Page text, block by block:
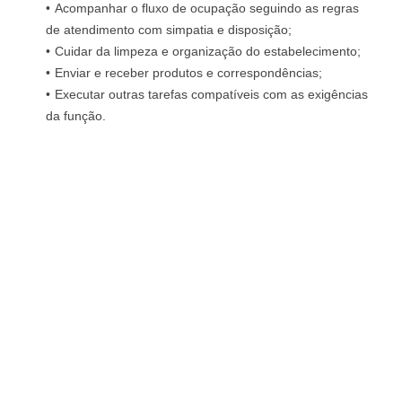
Acompanhar o fluxo de ocupação seguindo as regras
de atendimento com simpatia e disposição;
Cuidar da limpeza e organização do estabelecimento;
Enviar e receber produtos e correspondências;
Executar outras tarefas compatíveis com as exigências
da função.